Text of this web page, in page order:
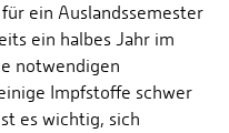
ein Auslandssemester
ein halbes Jahr im
notwendigen
Impfstoffe schwer
es wichtig, sich